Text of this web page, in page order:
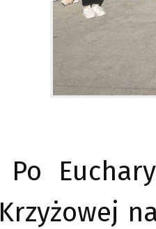
Po
Krzyżowej